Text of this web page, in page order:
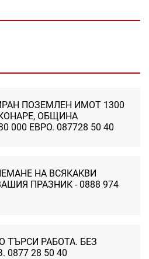
ПОЗЕМЛЕН ИМОТ 1300
ОБЩИНА
000 ЕВРО. 087728 50 40
НА ВСЯКАКВИ
ПРАЗНИК - 0888 974
РАБОТА. БЕЗ
28 50 40